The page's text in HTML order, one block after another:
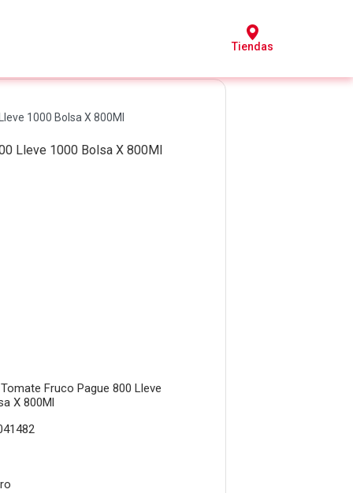
Tiendas
1000 Bolsa X 800Ml
Lleve 1000 Bolsa X 800Ml
Fruco Pague 800 Lleve
X 800Ml